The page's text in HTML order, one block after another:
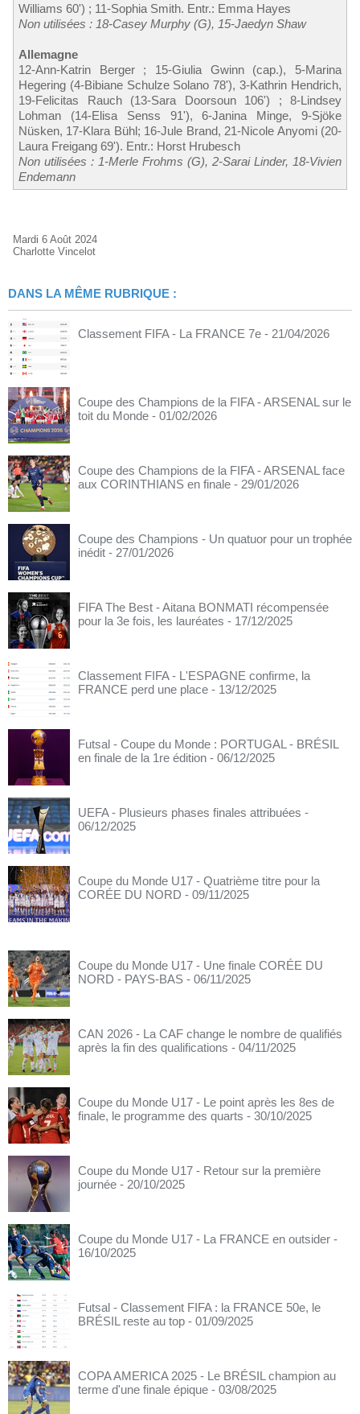
Williams 60') ; 11-Sophia Smith. Entr.: Emma Hayes
Non utilisées : 18-Casey Murphy (G), 15-Jaedyn Shaw
Allemagne
12-Ann-Katrin Berger ; 15-Giulia Gwinn (cap.), 5-Marina
Hegering (4-Bibiane Schulze Solano 78'), 3-Kathrin Hendrich,
19-Felicitas Rauch (13-Sara Doorsoun 106') ; 8-Lindsey
Lohman (14-Elisa Senss 91'), 6-Janina Minge, 9-Sjöke
Nüsken, 17-Klara Bühl; 16-Jule Brand, 21-Nicole Anyomi (20-
Laura Freigang 69'). Entr.: Horst Hrubesch
Non utilisées : 1-Merle Frohms (G), 2-Sarai Linder, 18-Vivien
Endemann
Mardi 6 Août 2024
Charlotte Vincelot
DANS LA MÊME RUBRIQUE :
Classement FIFA - La FRANCE 7e - 21/04/2026
Coupe des Champions de la FIFA - ARSENAL sur le
toit du Monde - 01/02/2026
Coupe des Champions de la FIFA - ARSENAL face
aux CORINTHIANS en finale - 29/01/2026
Coupe des Champions - Un quatuor pour un trophée
inédit - 27/01/2026
FIFA The Best - Aitana BONMATI récompensée
pour la 3e fois, les lauréates - 17/12/2025
Classement FIFA - L'ESPAGNE confirme, la
FRANCE perd une place - 13/12/2025
Futsal - Coupe du Monde : PORTUGAL - BRÉSIL
en finale de la 1re édition - 06/12/2025
UEFA - Plusieurs phases finales attribuées -
06/12/2025
Coupe du Monde U17 - Quatrième titre pour la
CORÉE DU NORD - 09/11/2025
Coupe du Monde U17 - Une finale CORÉE DU
NORD - PAYS-BAS - 06/11/2025
CAN 2026 - La CAF change le nombre de qualifiés
après la fin des qualifications - 04/11/2025
Coupe du Monde U17 - Le point après les 8es de
finale, le programme des quarts - 30/10/2025
Coupe du Monde U17 - Retour sur la première
journée - 20/10/2025
Coupe du Monde U17 - La FRANCE en outsider -
16/10/2025
Futsal - Classement FIFA : la FRANCE 50e, le
BRÉSIL reste au top - 01/09/2025
COPA AMERICA 2025 - Le BRÉSIL champion au
terme d'une finale épique - 03/08/2025